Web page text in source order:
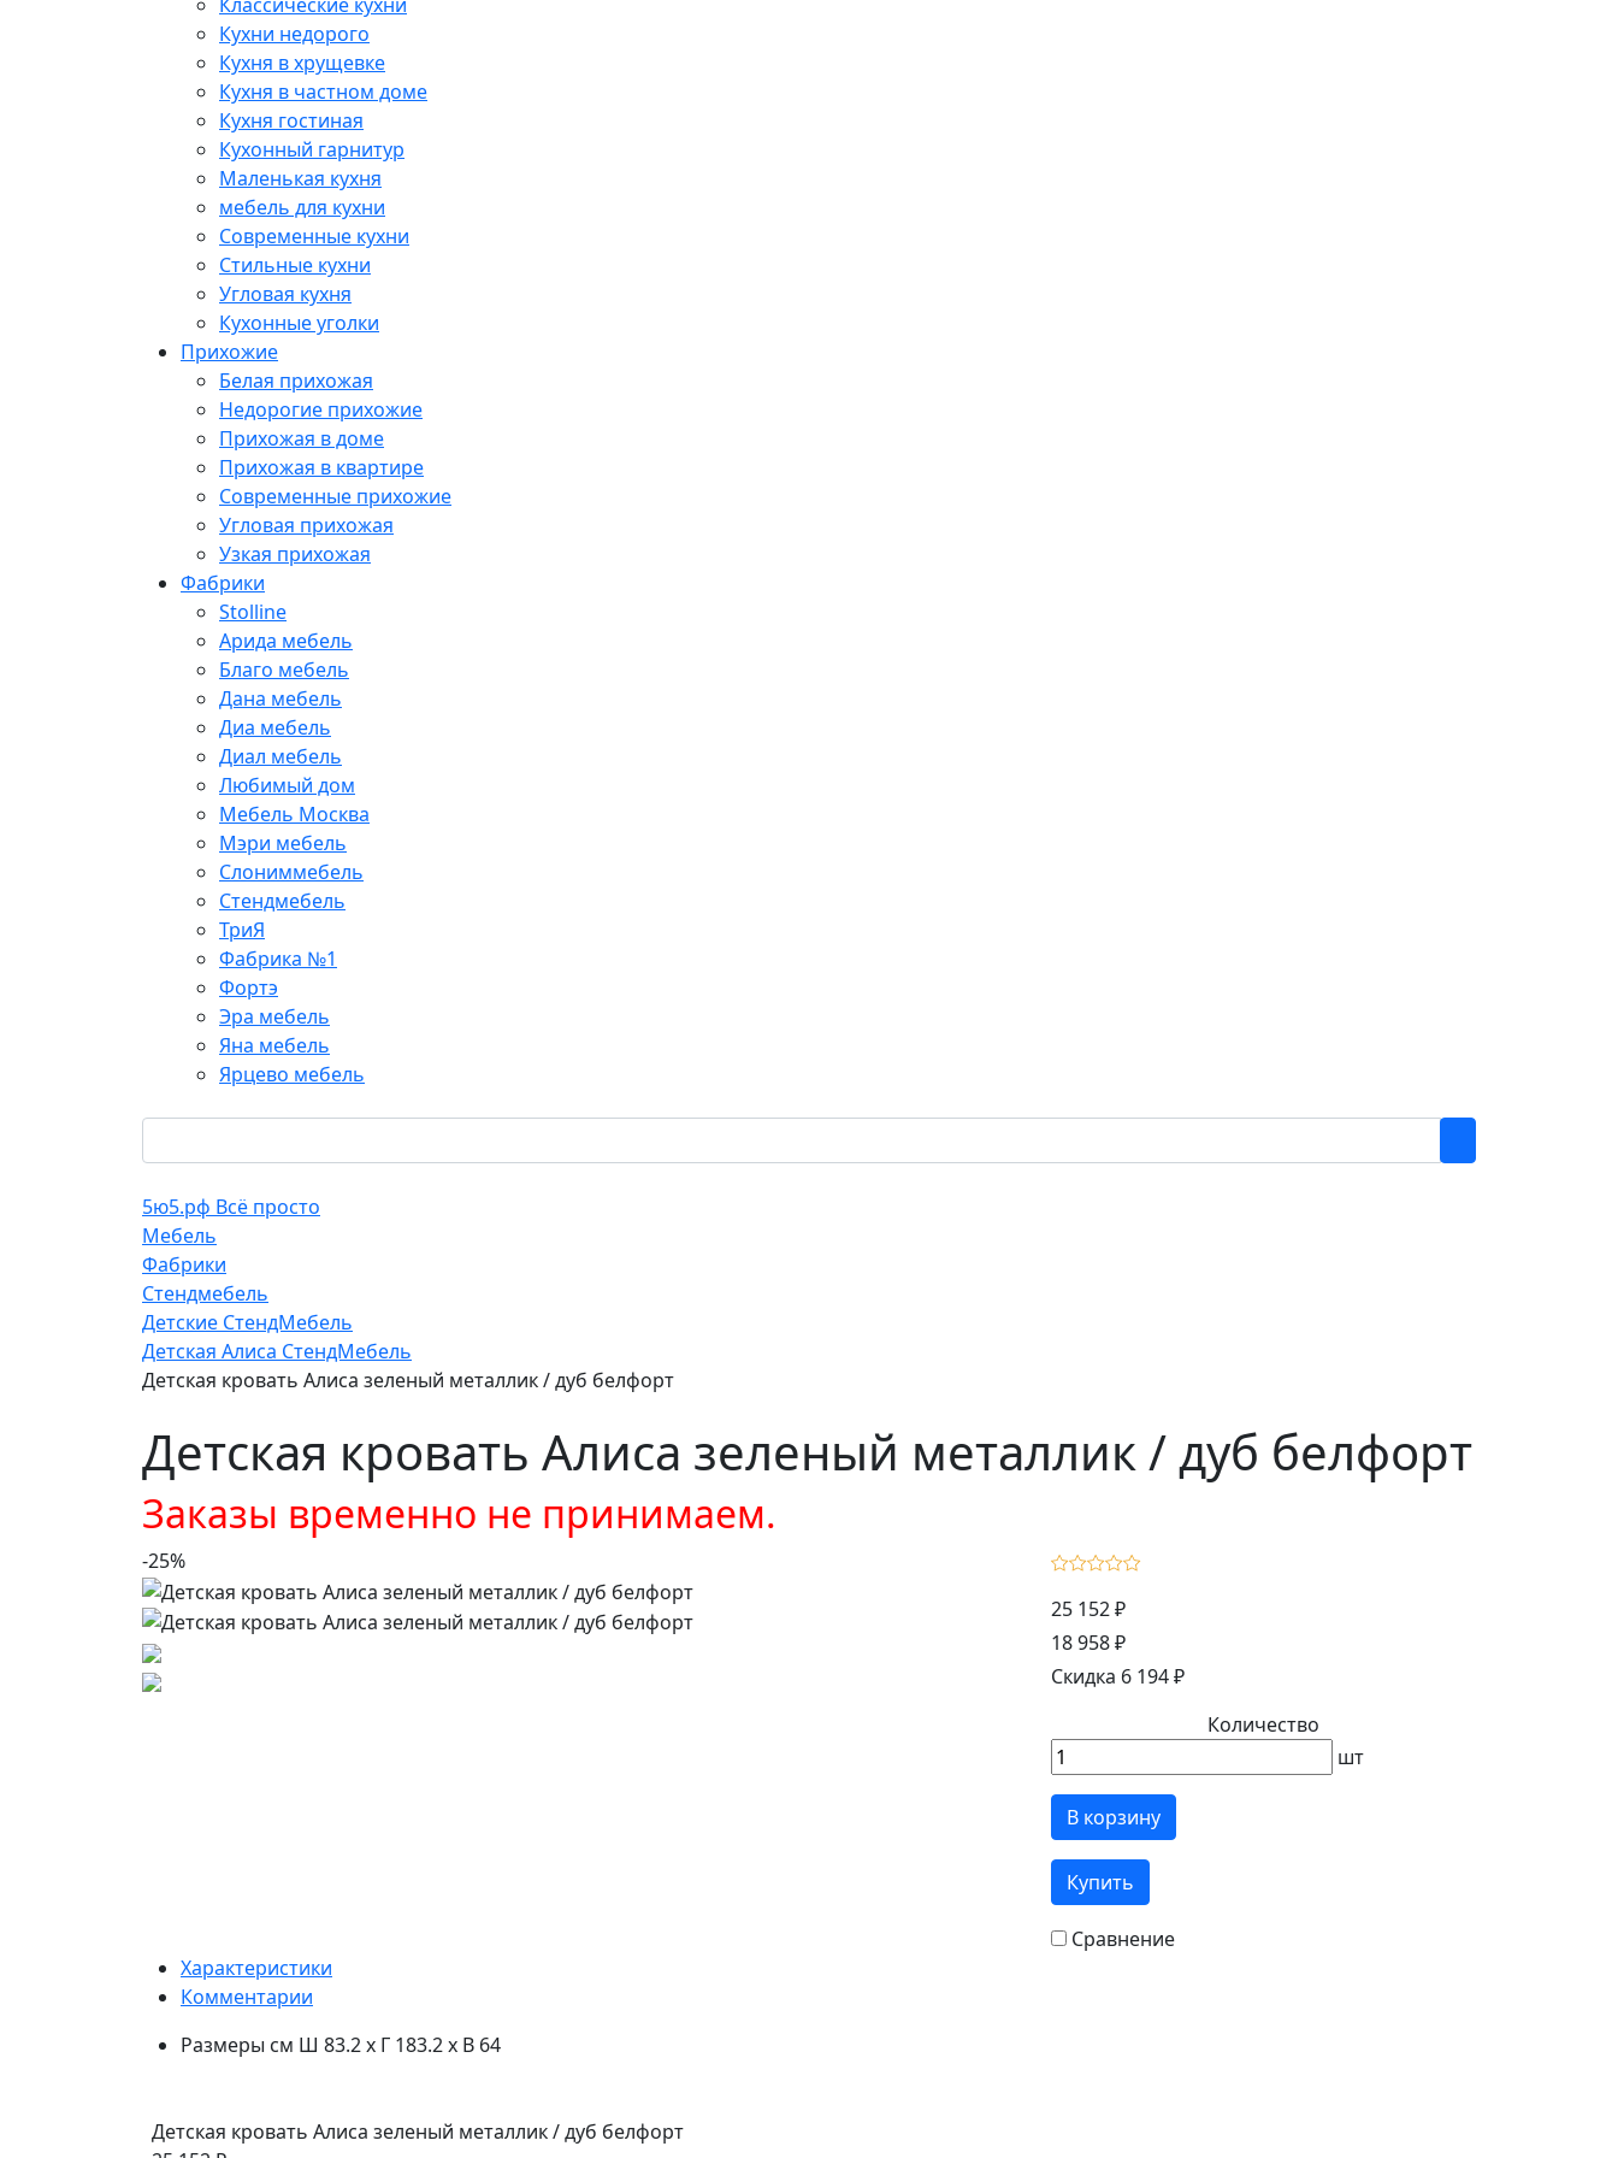
Кухни недорого
Кухня в хрущевке
Кухня в частном доме
Кухня гостиная
Кухонный гарнитур
Маленькая кухня
мебель для кухни
Современные кухни
Стильные кухни
Угловая кухня
Кухонные уголки
Прихожие
Белая прихожая
Недорогие прихожие
Прихожая в доме
Прихожая в квартире
Современные прихожие
Угловая прихожая
Узкая прихожая
Фабрики
Stolline
Арида мебель
Благо мебель
Дана мебель
Диа мебель
Диал мебель
Любимый дом
Мебель Москва
Мэри мебель
Слониммебель
Стендмебель
ТриЯ
Фабрика №1
Фортэ
Эра мебель
Яна мебель
Ярцево мебель
5ю5.рф Всё просто
Мебель
Фабрики
Стендмебель
Детские СтендМебель
Детская Алиса СтендМебель
Детская кровать Алиса зеленый металлик / дуб белфорт
Детская кровать Алиса зеленый металлик / дуб белфорт
Заказы временно не принимаем.
-25%
25 152 ₽
18 958 ₽
Скидка 6 194 ₽
Количество
шт
В корзину
Купить
Сравнение
Характеристики
Комментарии
Размеры см Ш 83.2 x Г 183.2 x В 64
Детская кровать Алиса зеленый металлик / дуб белфорт